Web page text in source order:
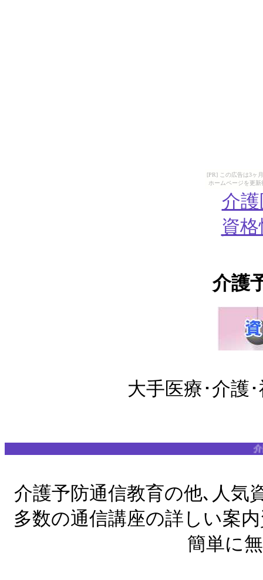
[PR] この広告は3ヶ
ホームページを更
介
資
介護
大手医療･介護
介護
介護予防通信教育の他､人気
多数の通信講座の詳しい案
簡単に